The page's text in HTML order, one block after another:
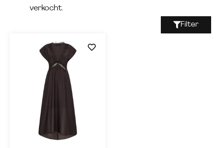
verkocht.
Filter